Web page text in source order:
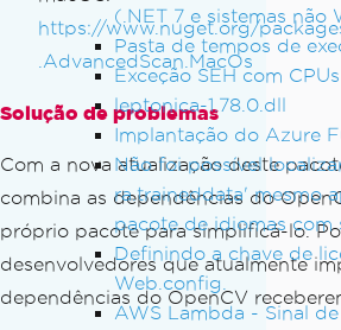
(.NET 7 e sistemas não
Pasta de tempos de
Exceção SEH com
leptonica-1.78.0.dll
Implantação do Azure
Não foi possível
ra.traineddata' mesmo
pacote de idiomas com
Definindo a chave de
Web.config.
AWS Lambda - Sinal
https://www.nuget.org/
.AdvancedScan.MacOs
Solução de problemas
Com a nova atualização deste
combina as dependências do
próprio pacote para simplificá-lo.
desenvolvedores que atualmente
dependências do OpenCV